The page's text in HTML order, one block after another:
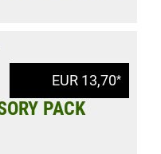
EUR 13,70*
PACK